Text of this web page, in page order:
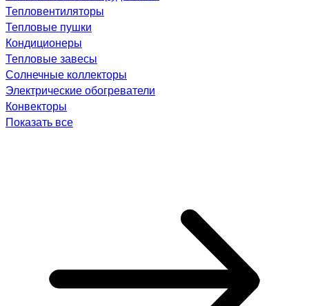
Тепловентиляторы
Тепловые пушки
Кондиционеры
Тепловые завесы
Солнечные коллекторы
Электрические обогреватели
Конвекторы
Показать все